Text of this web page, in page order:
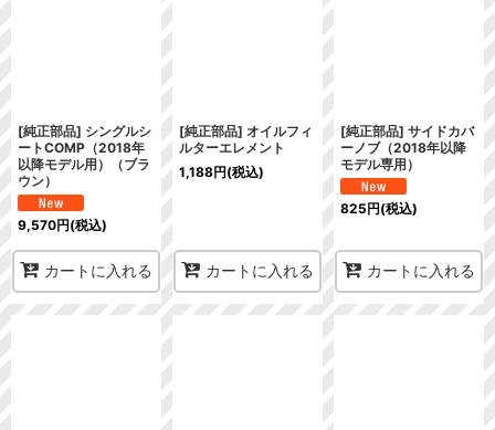
[純正部品] シングルシ
ートCOMP（2018年
以降モデル用）（ブラ
ウン）
9,570円(税込)
カートに入れる
[純正部品] オイルフィ
ルターエレメント
1,188円(税込)
カートに入れる
[純正部品] サイドカバ
ーノブ（2018年以降
モデル専用）
825円(税込)
カートに入れる